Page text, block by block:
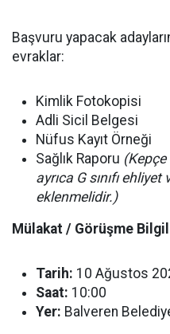
Başvuru yapacak
evraklar:
Kimlik Fotokopisi
Adli Sicil Belgesi
Nüfus Kayıt Örneği
Sağlık Raporu
ayrıca G sınıfı
eklenmelidir.)
Mülakat / Görüşme
Tarih: 10 Ağustos
Saat: 10:00
Yer: Balveren